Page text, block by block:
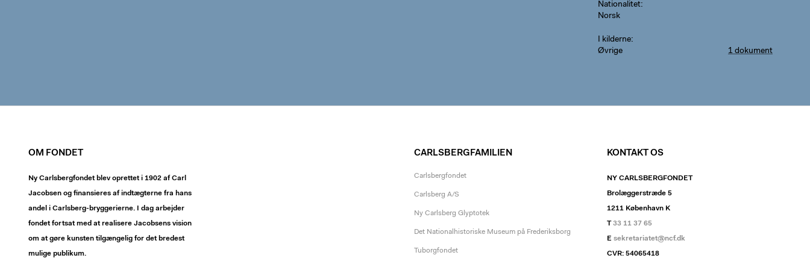
Nationalitet
Norsk
I kilderne
Øvrige
1 dokument
OM FONDET
Ny Carlsbergfondet blev oprettet i 1902 af Carl
Jacobsen og finansieres af indtægterne fra hans
andel i Carlsberg-bryggerierne. I dag arbejder
fondet fortsat med at realisere Jacobsens vision
om at gøre kunsten tilgængelig for det bredest
mulige publikum.
CARLSBERGFAMILIEN
Carlsbergfondet
Carlsberg A/S
Ny Carlsberg Glyptotek
Det Nationalhistoriske Museum på Frederiksborg
Tuborgfondet
KONTAKT OS
NY CARLSBERGFONDET
Brolæggerstræde 5
1211 København K
T33 11 37 65
E sekretariatet@ncf.dk
CVR: 54065418